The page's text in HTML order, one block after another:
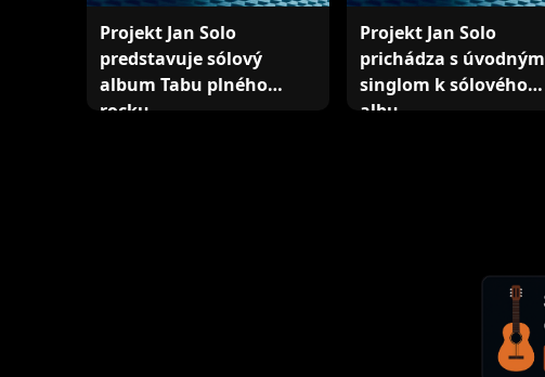
Projekt Jan Solo
predstavuje sólový
album Tabu plného
rocku …
Projekt Jan Solo
prichádza s úvodným
singlom k sólového
albu…